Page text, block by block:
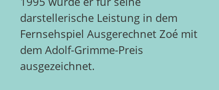
darstellerische Leistung in dem
Fernsehspiel Ausgerechnet Zoé mit
dem Adolf-Grimme-Preis
ausgezeichnet.